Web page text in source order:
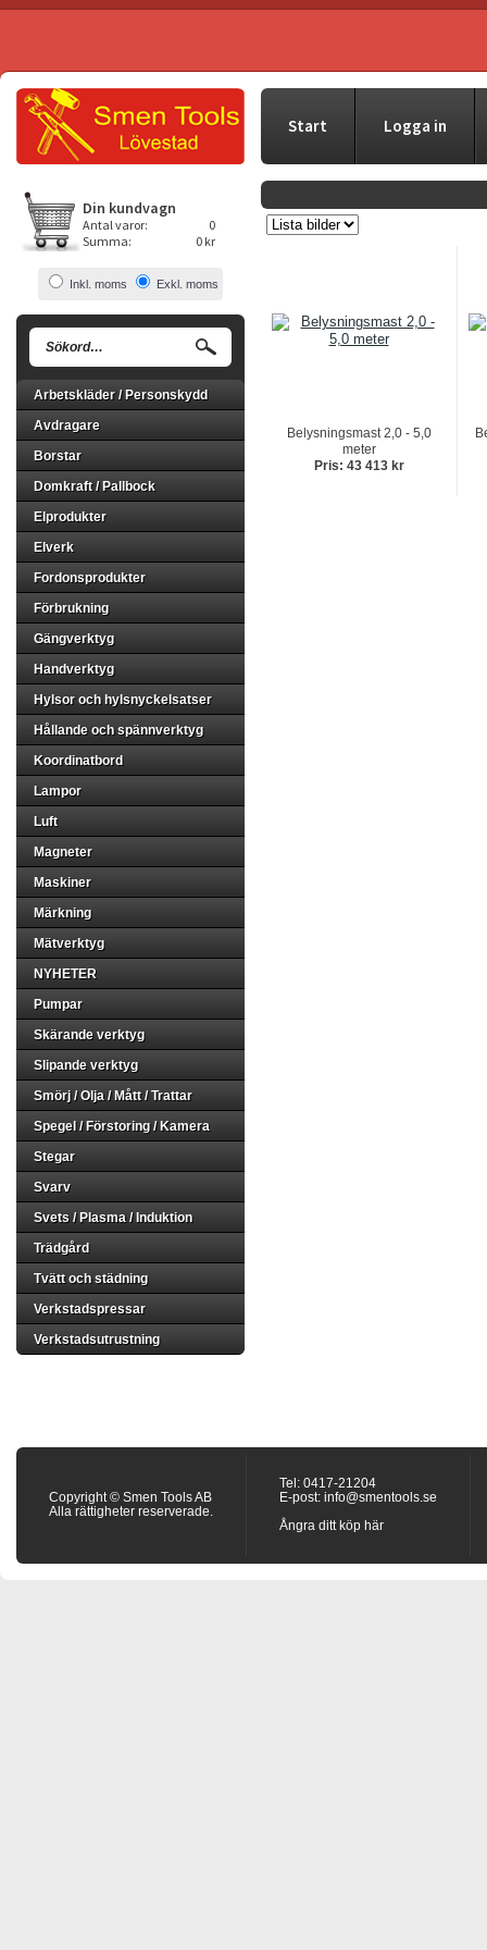
Start Logga in
Din kundvagn
Antal varor:
0
Summa:
0 kr
Inkl. moms Exkl. moms
Arbetskläder / Personskydd
Avdragare
Borstar
Domkraft / Pallbock
Elprodukter
Elverk
Fordonsprodukter
Förbrukning
Gängverktyg
Handverktyg
Hylsor och hylsnyckelsatser
Hållande och spännverktyg
Koordinatbord
Lampor
Luft
Magneter
Maskiner
Märkning
Mätverktyg
NYHETER
Pumpar
Skärande verktyg
Slipande verktyg
Smörj / Olja / Mått / Trattar
Spegel / Förstoring / Kamera
Stegar
Svarv
Svets / Plasma / Induktion
Trädgård
Tvätt och städning
Verkstadspressar
Verkstadsutrustning
Belysningsmast 2,0 - 5,0
meter
Pris: 43 413 kr
Copyright © Smen Tools AB
Alla rättigheter reserverade.
Tel: 0417-21204
E-post: info@smentools.se
Ångra ditt köp här